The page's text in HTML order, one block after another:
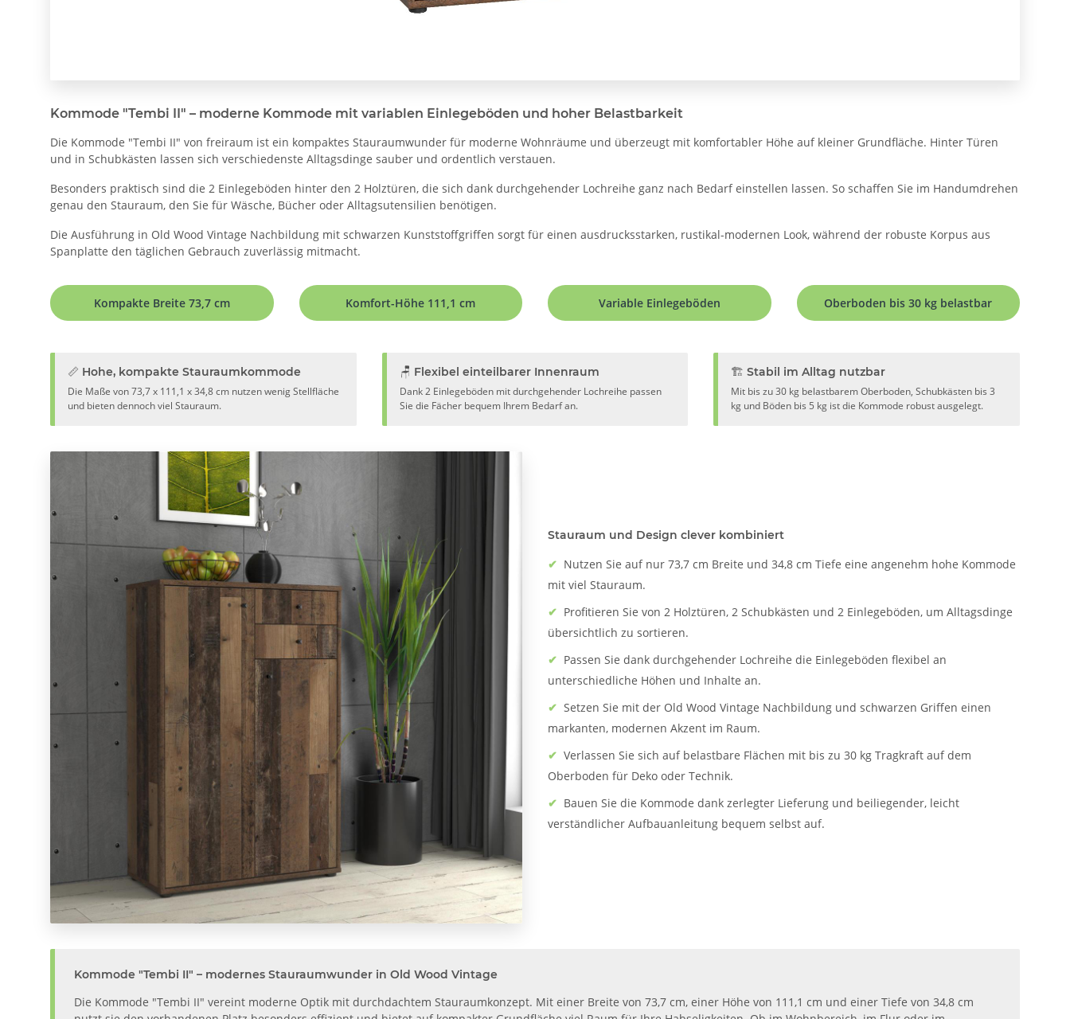
Kommode "Tembi II" – moderne Kommode mit variablen Einlegeböden und hoher Belastbarkeit
Die Kommode "Tembi II" von freiraum ist ein kompaktes Stauraumwunder für moderne Wohnräume und überzeugt mit komfortabler Höhe auf kleiner Grundfläche. Hinter Türen
und in Schubkästen lassen sich verschiedenste Alltagsdinge sauber und ordentlich verstauen.
Besonders praktisch sind die 2 Einlegeböden hinter den 2 Holztüren, die sich dank durchgehender Lochreihe ganz nach Bedarf einstellen lassen. So schaffen Sie im Handumdrehen
genau den Stauraum, den Sie für Wäsche, Bücher oder Alltagsutensilien benötigen.
Die Ausführung in Old Wood Vintage Nachbildung mit schwarzen Kunststoffgriffen sorgt für einen ausdrucksstarken, rustikal-modernen Look, während der robuste Korpus aus
Spanplatte den täglichen Gebrauch zuverlässig mitmacht.
Kompakte Breite 73,7 cm Komfort-Höhe 111,1 cm Variable Einlegeböden Oberboden bis 30 kg belastbar
📏 Hohe, kompakte Stauraumkommode
Die Maße von 73,7 x 111,1 x 34,8 cm nutzen wenig Stellfläche
und bieten dennoch viel Stauraum.
🪑 Flexibel einteilbarer Innenraum
Dank 2 Einlegeböden mit durchgehender Lochreihe passen
Sie die Fächer bequem Ihrem Bedarf an.
🏗️ Stabil im Alltag nutzbar
Mit bis zu 30 kg belastbarem Oberboden, Schubkästen bis 3
kg und Böden bis 5 kg ist die Kommode robust ausgelegt.
Stauraum und Design clever kombiniert
✔ Nutzen Sie auf nur 73,7 cm Breite und 34,8 cm Tiefe eine angenehm hohe Kommode
mit viel Stauraum.
✔ Profitieren Sie von 2 Holztüren, 2 Schubkästen und 2 Einlegeböden, um Alltagsdinge
übersichtlich zu sortieren.
✔ Passen Sie dank durchgehender Lochreihe die Einlegeböden flexibel an
unterschiedliche Höhen und Inhalte an.
✔ Setzen Sie mit der Old Wood Vintage Nachbildung und schwarzen Griffen einen
markanten, modernen Akzent im Raum.
✔ Verlassen Sie sich auf belastbare Flächen mit bis zu 30 kg Tragkraft auf dem
Oberboden für Deko oder Technik.
✔ Bauen Sie die Kommode dank zerlegter Lieferung und beiliegender, leicht
verständlicher Aufbauanleitung bequem selbst auf.
Kommode "Tembi II" – modernes Stauraumwunder in Old Wood Vintage
Die Kommode "Tembi II" vereint moderne Optik mit durchdachtem Stauraumkonzept. Mit einer Breite von 73,7 cm, einer Höhe von 111,1 cm und einer Tiefe von 34,8 cm